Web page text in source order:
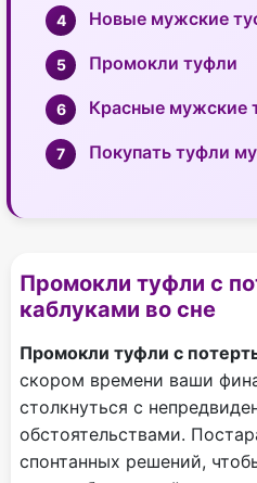
Новые мужские
Промокли туфли
Красные мужские
Покупать туфли
Промокли туфли с
каблуками во сне
Промокли туфли с
скором времени ваши
столкнуться с
обстоятельствами.
спонтанных решений,